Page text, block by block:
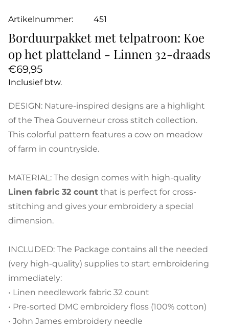
Artikelnummer: 451
Borduurpakket met telpatroon: Koe
op het platteland - Linnen 32-draads
Normale
prijs
€69,95
Inclusief btw.
DESIGN: Nature-inspired designs are a highlight
of the Thea Gouverneur cross stitch collection.
This colorful pattern features a cow on meadow
of farm in countryside.
MATERIAL: The design comes with high-quality
Linen fabric 32 count that is perfect for cross-
stitching and gives your embroidery a special
dimension.
INCLUDED: The Package contains all the needed
(very high-quality) supplies to start embroidering
immediately:
• Linen needlework fabric 32 count
• Pre-sorted DMC embroidery floss (100% cotton)
• John James embroidery needle